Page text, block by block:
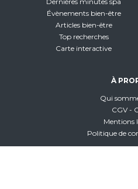
Évènements bien-être
Articles bien-être
Top recherches
Carte interactive
À
Qui
CGV -
Mentions
Politique de